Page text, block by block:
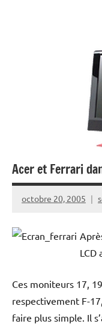
Acer et Ferrari
octobre 20, 2005
LCD
Ces moniteurs 17,
respectivement F-
faire plus simple. Il